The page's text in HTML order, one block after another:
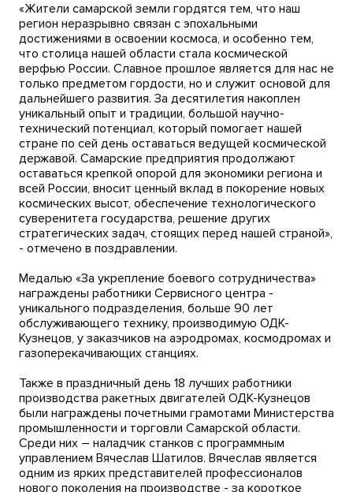
«Жители самарской земли гордятся тем, что наш
регион неразрывно связан с эпохальными
достижениями в освоении космоса, и особенно тем,
что столица нашей области стала космической
верфью России. Славное прошлое является для нас не
только предметом гордости, но и служит основой для
дальнейшего развития. За десятилетия накоплен
уникальный опыт и традиции, большой научно-
технический потенциал, который помогает нашей
стране по сей день оставаться ведущей космической
державой. Самарские предприятия продолжают
оставаться крепкой опорой для экономики региона и
всей России, вносит ценный вклад в покорение новых
космических высот, обеспечение технологического
суверенитета государства, решение других
стратегических задач, стоящих перед нашей страной»,
- отмечено в поздравлении.
Медалью «За укрепление боевого сотрудничества»
награждены работники Сервисного центра -
уникального подразделения, больше 90 лет
обслуживающего технику, производимую ОДК-
Кузнецов, у заказчиков на аэродромах, космодромах и
газоперекачивающих станциях.
Также в праздничный день 18 лучших работники
производства ракетных двигателей ОДК-Кузнецов
были награждены почетными грамотами Министерства
промышленности и торговли Самарской области.
Среди них – наладчик станков с программным
управлением Вячеслав Шатилов. Вячеслав является
одним из ярких представителей профессионалов
нового поколения на производстве - за короткое